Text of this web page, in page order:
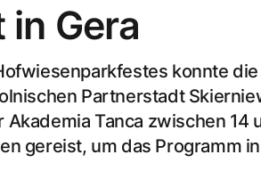
in Gera
konnte
Partnerstadt
Akademia Tanca zwischen 14
gereist, um das Programm